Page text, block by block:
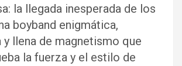
la llegada inesperada de los
boyband enigmática,
y llena de magnetismo que
la fuerza y el estilo de